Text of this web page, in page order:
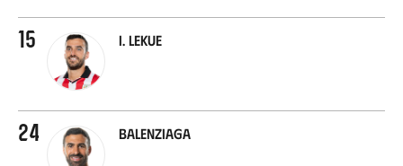
15 I. Lekue
24 Balenziaga